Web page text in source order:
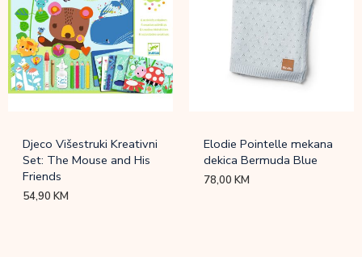
Djeco Višestruki Kreativni
Set: The Mouse and His
Friends
54,90KM
Elodie Pointelle mekana
dekica Bermuda Blue
78,00KM